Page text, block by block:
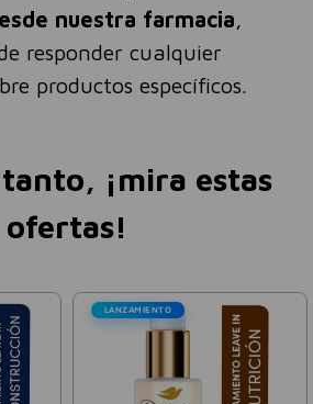
nuestra farmacia,
responder cualquier
productos específicos.
¡mira estas
ofertas!
LANZAMIENTO